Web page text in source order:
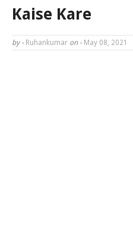
Kaise Kare
by - Ruhankumar on - May 08, 2021